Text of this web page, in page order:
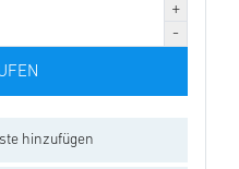
hinzufügen